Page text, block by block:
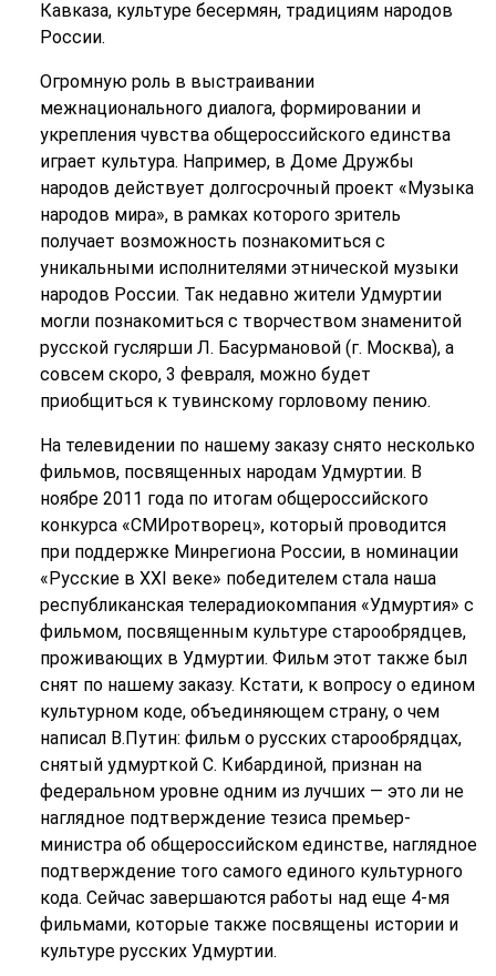
Кавказа, культуре бесермян, традициям народов
России.
Огромную роль в выстраивании
межнационального диалога, формировании и
укрепления чувства общероссийского единства
играет культура. Например, в Доме Дружбы
народов действует долгосрочный проект «Музыка
народов мира», в рамках которого зритель
получает возможность познакомиться с
уникальными исполнителями этнической музыки
народов России. Так недавно жители Удмуртии
могли познакомиться с творчеством знаменитой
русской гуслярши Л. Басурмановой (г. Москва), а
совсем скоро, 3 февраля, можно будет
приобщиться к тувинскому горловому пению.
На телевидении по нашему заказу снято несколько
фильмов, посвященных народам Удмуртии. В
ноябре 2011 года по итогам общероссийского
конкурса «СМИротворец», который проводится
при поддержке Минрегиона России, в номинации
«Русские в ХХI веке» победителем стала наша
республиканская телерадиокомпания «Удмуртия» с
фильмом, посвященным культуре старообрядцев,
проживающих в Удмуртии. Фильм этот также был
снят по нашему заказу. Кстати, к вопросу о едином
культурном коде, объединяющем страну, о чем
написал В.Путин: фильм о русских старообрядцах,
снятый удмурткой С. Кибардиной, признан на
федеральном уровне одним из лучших — это ли не
наглядное подтверждение тезиса премьер-
министра об общероссийском единстве, наглядное
подтверждение того самого единого культурного
кода. Сейчас завершаются работы над еще 4-мя
фильмами, которые также посвящены истории и
культуре русских Удмуртии.